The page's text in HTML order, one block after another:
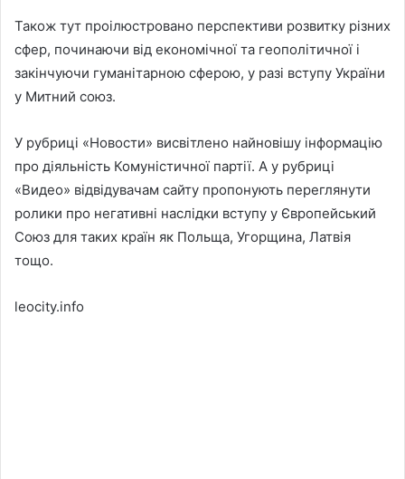
Також тут проілюстровано перспективи розвитку різних
сфер, починаючи від економічної та геополітичної і
закінчуючи гуманітарною сферою, у разі вступу України
у Митний союз.
У рубриці «Новости» висвітлено найновішу інформацію
про діяльність Комуністичної партії. А у рубриці
«Видео» відвідувачам сайту пропонують переглянути
ролики про негативні наслідки вступу у Європейський
Союз для таких країн як Польща, Угорщина, Латвія
тощо.
leocity.info